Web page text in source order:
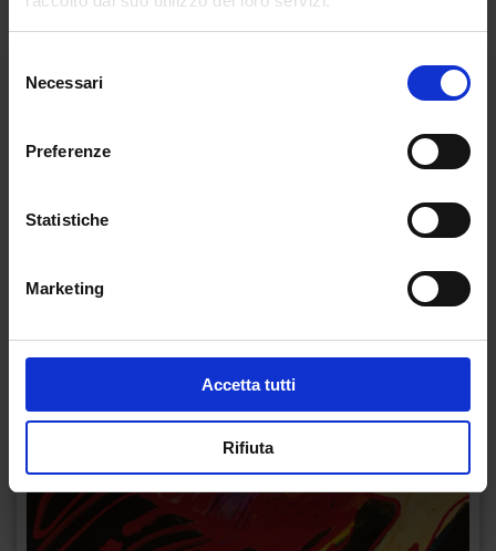
delNecessari
Preferenze
Statistiche
Marketing
Accetta tutti
Rifiuta